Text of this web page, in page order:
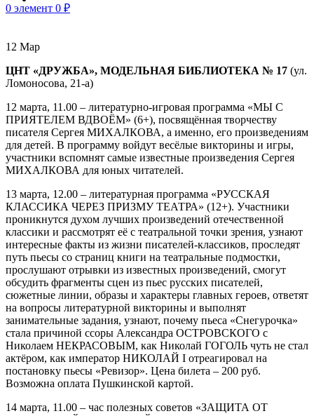
0 элемент 0 ₽
12 Мар
ЦНТ «ДРУЖБА», МОДЕЛЬНАЯ БИБЛИОТЕКА № 17 (ул.
Ломоносова, 21-а)
12 марта, 11.00 – литературно-игровая программа «МЫ С
ПРИЯТЕЛЕМ ВДВОЁМ» (6+), посвящённая творчеству
писателя Сергея МИХАЛКОВА, а именно, его произведениям
для детей. В программу войдут весёлые викторины и игры,
участники вспомнят самые известные произведения Сергея
МИХАЛКОВА для юных читателей.
13 марта, 12.00 – литературная программа «РУССКАЯ
КЛАССИКА ЧЕРЕЗ ПРИЗМУ ТЕАТРА» (12+). Участники
проникнутся духом лучших произведений отечественной
классики и рассмотрят её с театральной точки зрения, узнают
интересные факты из жизни писателей-классиков, проследят
путь пьесы со страниц книги на театральные подмостки,
прослушают отрывки из известных произведений, смогут
обсудить фрагменты сцен из пьес русских писателей,
сюжетные линии, образы и характеры главных героев, ответят
на вопросы литературной викторины и выполнят
занимательные задания, узнают, почему пьеса «Снегурочка»
стала причиной ссоры Александра ОСТРОВСКОГО с
Николаем НЕКРАСОВЫМ, как Николай ГОГОЛЬ чуть не стал
актёром, как император НИКОЛАЙ I отреагировал на
постановку пьесы «Ревизор». Цена билета – 200 руб.
Возможна оплата Пушкинской картой.
14 марта, 11.00 – час полезных советов «ЗАЩИТА ОТ